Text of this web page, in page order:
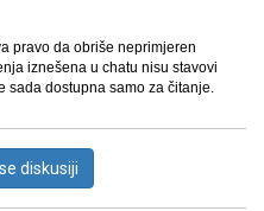
pravo da obriše neprimjeren
iznešena u chatu nisu stavovi
sada dostupna samo za čitanje.
diskusiji